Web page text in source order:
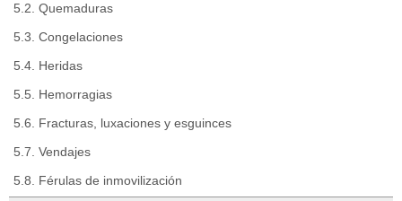
5.2. Quemaduras
5.3. Congelaciones
5.4. Heridas
5.5. Hemorragias
5.6. Fracturas, luxaciones y esguinces
5.7. Vendajes
5.8. Férulas de inmovilización